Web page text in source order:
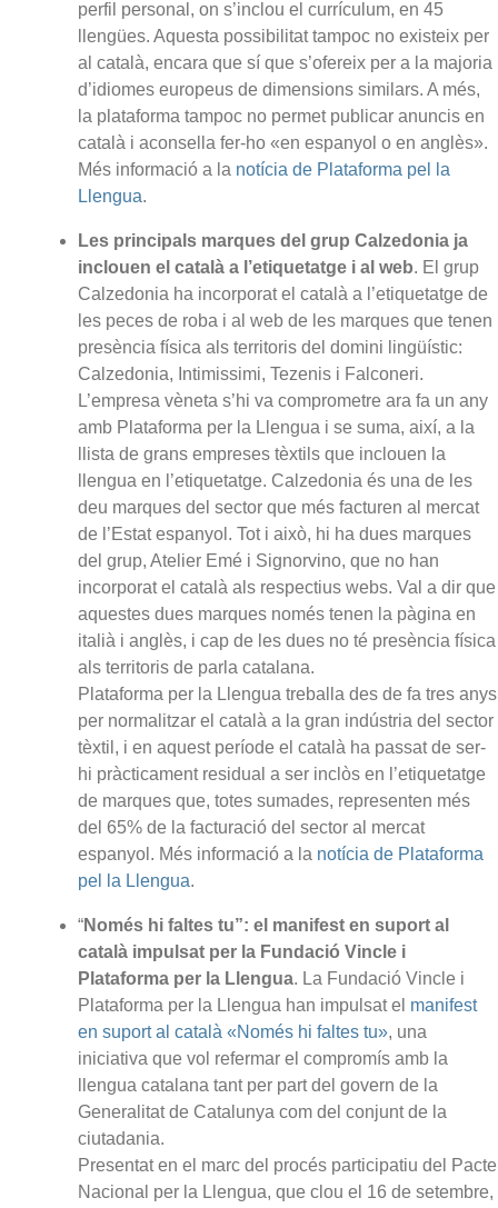
perfil personal, on s’inclou el currículum, en 45
llengües. Aquesta possibilitat tampoc no existeix per
al català, encara que sí que s’ofereix per a la majoria
d’idiomes europeus de dimensions similars. A més,
la plataforma tampoc no permet publicar anuncis en
català i aconsella fer-ho «en espanyol o en anglès».
Més informació a la notícia de Plataforma pel la
Llengua.
Les principals marques del grup Calzedonia ja
inclouen el català a l’etiquetatge i al web. El grup
Calzedonia ha incorporat el català a l’etiquetatge de
les peces de roba i al web de les marques que tenen
presència física als territoris del domini lingüístic:
Calzedonia, Intimissimi, Tezenis i Falconeri.
L’empresa vèneta s’hi va comprometre ara fa un any
amb Plataforma per la Llengua i se suma, així, a la
llista de grans empreses tèxtils que inclouen la
llengua en l’etiquetatge. Calzedonia és una de les
deu marques del sector que més facturen al mercat
de l’Estat espanyol. Tot i això, hi ha dues marques
del grup, Atelier Emé i Signorvino, que no han
incorporat el català als respectius webs. Val a dir que
aquestes dues marques només tenen la pàgina en
italià i anglès, i cap de les dues no té presència física
als territoris de parla catalana.
Plataforma per la Llengua treballa des de fa tres anys
per normalitzar el català a la gran indústria del sector
tèxtil, i en aquest període el català ha passat de ser-
hi pràcticament residual a ser inclòs en l’etiquetatge
de marques que, totes sumades, representen més
del 65% de la facturació del sector al mercat
espanyol. Més informació a la notícia de Plataforma
pel la Llengua.
“Només hi faltes tu”: el manifest en suport al
català impulsat per la Fundació Vincle i
Plataforma per la Llengua. La Fundació Vincle i
Plataforma per la Llengua han impulsat el manifest
en suport al català «Només hi faltes tu», una
iniciativa que vol refermar el compromís amb la
llengua catalana tant per part del govern de la
Generalitat de Catalunya com del conjunt de la
ciutadania.
Presentat en el marc del procés participatiu del Pacte
Nacional per la Llengua, que clou el 16 de setembre,